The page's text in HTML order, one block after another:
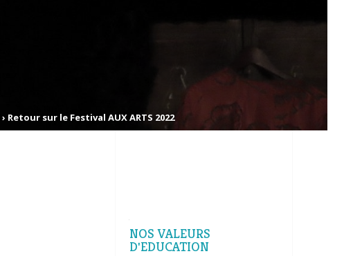
› Retour sur le Festival AUX ARTS 2022
NOS VALEURS
D'EDUCATION